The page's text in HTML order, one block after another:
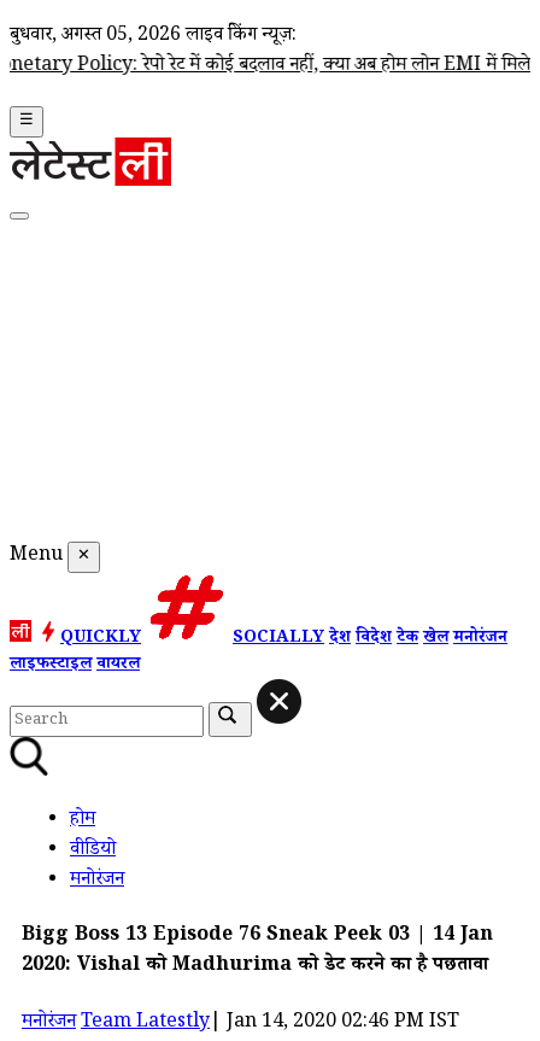
बुधवार, अगस्त 05, 2026 लाइव ब्रेकिंग न्यूज़:
रेपो रेट में कोई बदलाव नहीं, क्या अब होम लोन EMI में मिलेगी राहत?
☰
Menu ✕
QUICKLY SOCIALLYदेशविदेशटेकखेलमनोरंजन
लाइफस्टाइलवायरल
होम
वीडियो
मनोरंजन
Bigg Boss 13 Episode 76 Sneak Peek 03 | 14 Jan
2020: Vishal को Madhurima को डेट करने का है पछतावा
मनोरंजनTeam Latestly Jan 14, 2020 02:46 PM IST